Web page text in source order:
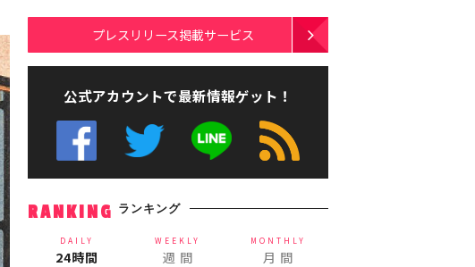
プレスリリース掲載サービス
公式アカウントで最新情報ゲット！
RANKING ランキング
DAILY
24時間
WEEKLY
週 間
MONTHLY
月 間